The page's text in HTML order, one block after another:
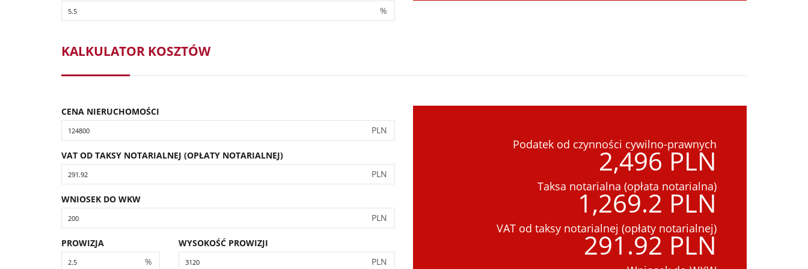
%
KALKULATOR KOSZTÓW
CENA NIERUCHOMOŚCI
PLN
VAT OD TAKSY NOTARIALNEJ (OPŁATY NOTARIALNEJ)
PLN
WNIOSEK DO WKW
PLN
PROWIZJA
%
WYSOKOŚĆ PROWIZJI
PLN
Podatek od czynności cywilno-prawnych
2,496 PLN
Taksa notarialna (opłata notarialna)
1,269.2 PLN
VAT od taksy notarialnej (opłaty notarialnej)
291.92 PLN